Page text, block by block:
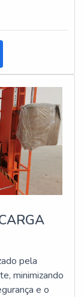
pela
minimizando
e o